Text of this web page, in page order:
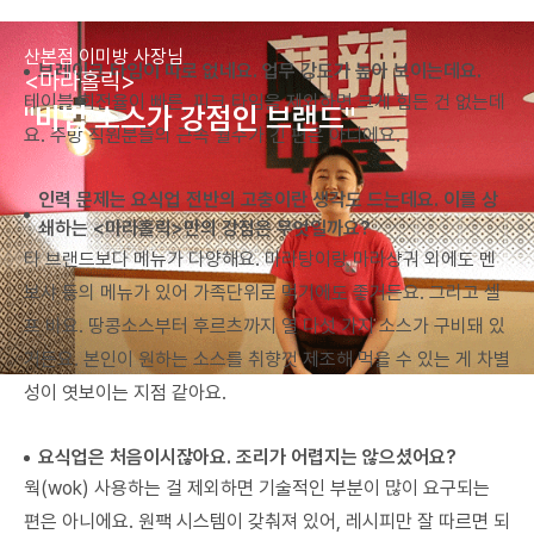
산본점 이미방 사장님
<마라홀릭>
"비법 소스가 강점인 브랜드"
브레이크 타임이 따로 없네요. 업무 강도가 높아 보이는데요.
테이블 회전율이 빠른, 피크 타임을 제외하면 크게 힘든 건 없는데
요. 주방 직원분들의 근속 월수가 긴 편은 아니에요.
인력 문제는 요식업 전반의 고충이란 생각도 드는데요. 이를 상
쇄하는 <마라홀릭>만의 강점은 무엇일까요?
타 브랜드보다 메뉴가 다양해요. 마라탕이랑 마라샹궈 외에도 멘
보샤 등의 메뉴가 있어 가족단위로 먹기에도 좋거든요. 그리고 셀
프 바요. 땅콩소스부터 후르츠까지 열 다섯 가지 소스가 구비돼 있
거든요. 본인이 원하는 소스를 취향껏 제조해 먹을 수 있는 게 차별
성이 엿보이는 지점 같아요.
요식업은 처음이시잖아요. 조리가 어렵지는 않으셨어요?
웍(wok) 사용하는 걸 제외하면 기술적인 부분이 많이 요구되는
편은 아니에요. 원팩 시스템이 갖춰져 있어, 레시피만 잘 따르면 되